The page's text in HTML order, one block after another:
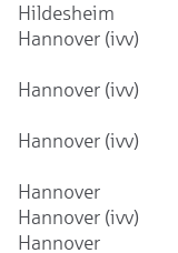
Hildesheim
Hannover (ivv)
Hannover (ivv)
Hannover (ivv)
Hannover
Hannover (ivv)
Hannover